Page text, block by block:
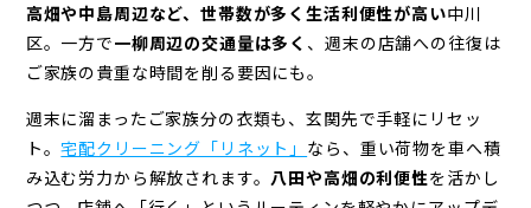
高畑や中島周辺など、世帯数が多く生活利便性が高い中川
区。 一方で一柳周辺の交通量は多く 、週末の店舗への往復は
ご家族の貴重な時間を削る要因にも。
週末に溜まったご家族分の衣類も、玄関先で手軽にリセッ
ト。宅配クリーニング「リネット」 なら、重い荷物を車へ積
み込む労力から解放されます。八田や高畑の利便性を活かし